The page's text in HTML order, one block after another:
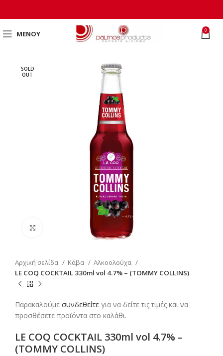
ΜΕΝΟΎ 0
SOLD
OUT
Αρχική σελίδα Κάβα
Αλκοολούχα
LE COQ COCKTAIL 330ml vol 4.7% – (TOMMY COLLINS)
Παρακαλούμε συνδεθείτε για να δείτε τις τιμές και να
προσθέσετε προϊόντα στο καλάθι.
LE COQ COCKTAIL 330ml vol 4.7% –
(TOMMY COLLINS)